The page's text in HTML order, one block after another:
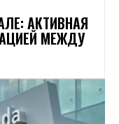
АКТИВНАЯ
МЕЖДУ